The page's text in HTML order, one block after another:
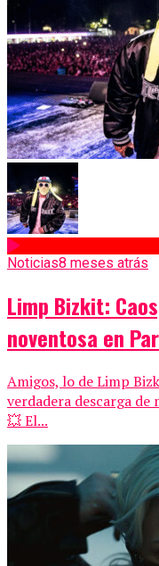
Noticias8 meses atrás
Limp Bizkit:
noventosa en
Amigos, lo de Limp
verdadera descarga
💥 El...